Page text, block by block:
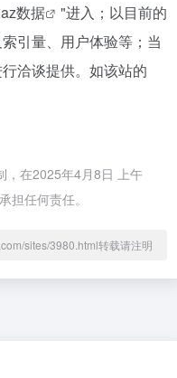
数据
"进入；以目前的
引量、用户体验等；当
洽谈提供。如该站的
，在2025年4月8日 上午
任何责任。
sites/3980.html转载请注明